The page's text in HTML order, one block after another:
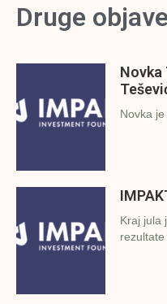
Druge
Novka
Novka
Kraj jula
rezultate